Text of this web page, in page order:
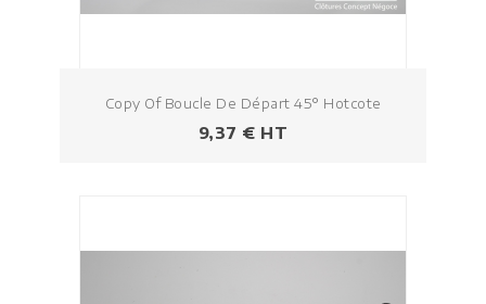
Copy Of Boucle De Départ 45° Hotcote
Prezzo
9,37 € HT